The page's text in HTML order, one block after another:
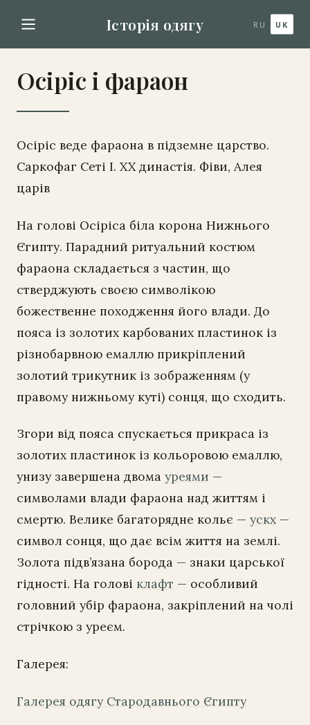
Історія одягу RU UK
Осіріс і фараон
Осіріс веде фараона в підземне царство.
Саркофаг Сеті I. XX династія. Фіви, Алея
царів
На голові Осіріса біла корона Нижнього
Єгипту. Парадний ритуальний костюм
фараона складається з частин, що
стверджують своєю символікою
божественне походження його влади. До
пояса із золотих карбованих пластинок із
різнобарвною емаллю прикріплений
золотий трикутник із зображенням (у
правому нижньому куті) сонця, що сходить.
Згори від пояса спускається прикраса із
золотих пластинок із кольоровою емаллю,
унизу завершена двома уреями —
символами влади фараона над життям і
смертю. Велике багаторядне кольє — ускх —
символ сонця, що дає всім життя на землі.
Золота підв’язана борода — знаки царської
гідності. На голові клафт — особливий
головний убір фараона, закріплений на чолі
стрічкою з уреєм.
Галерея:
Галерея одягу Стародавнього Єгипту